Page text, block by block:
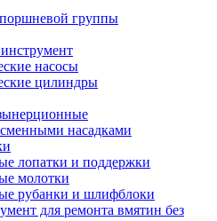
группы
насосы
цилиндры
насадками
лопатки и поддержки
молотки
рубанки и шлифблоки
для ремонта вмятин без